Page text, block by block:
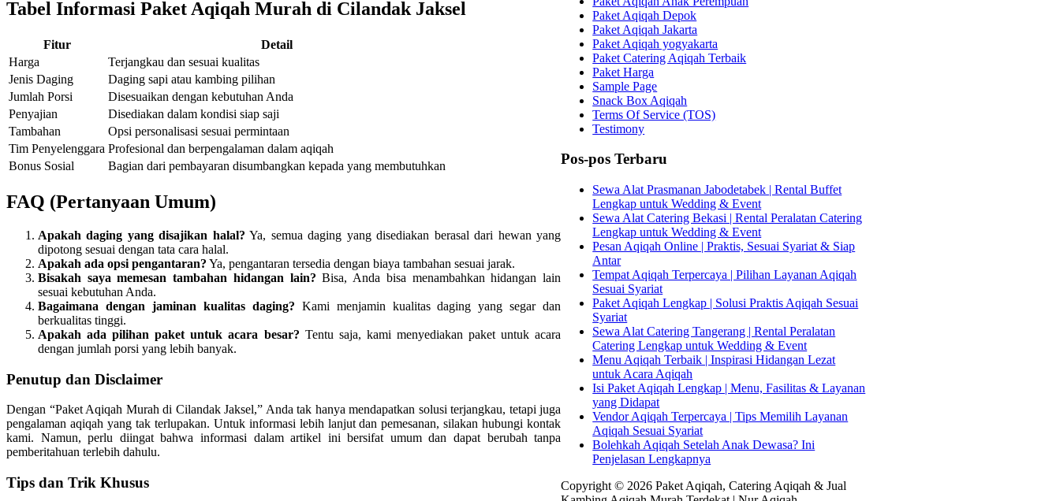
Tabel Informasi Paket Aqiqah Murah di Cilandak Jaksel
Fitur
Detail
Harga
Terjangkau dan sesuai kualitas
Jenis Daging
Daging sapi atau kambing pilihan
Jumlah Porsi
Disesuaikan dengan kebutuhan Anda
Penyajian
Disediakan dalam kondisi siap saji
Tambahan
Opsi personalisasi sesuai permintaan
Tim Penyelenggara Profesional dan berpengalaman dalam aqiqah
Bonus Sosial
Bagian dari pembayaran disumbangkan kepada yang membutuhkan
FAQ (Pertanyaan Umum)
Apakah daging yang disajikan halal? Ya, semua daging yang disediakan berasal dari hewan yang
dipotong sesuai dengan tata cara halal.
Apakah ada opsi pengantaran? Ya, pengantaran tersedia dengan biaya tambahan sesuai jarak.
Bisakah saya memesan tambahan hidangan lain? Bisa, Anda bisa menambahkan hidangan lain
sesuai kebutuhan Anda.
Bagaimana dengan jaminan kualitas daging? Kami menjamin kualitas daging yang segar dan
berkualitas tinggi.
Apakah ada pilihan paket untuk acara besar? Tentu saja, kami menyediakan paket untuk acara
dengan jumlah porsi yang lebih banyak.
Penutup dan Disclaimer
Dengan “Paket Aqiqah Murah di Cilandak Jaksel,” Anda tak hanya mendapatkan solusi terjangkau, tetapi juga
pengalaman aqiqah yang tak terlupakan. Untuk informasi lebih lanjut dan pemesanan, silakan hubungi kontak
kami. Namun, perlu diingat bahwa informasi dalam artikel ini bersifat umum dan dapat berubah tanpa
pemberitahuan terlebih dahulu.
Tips dan Trik Khusus
Paket Aqiqah Depok
Paket Aqiqah Jakarta
Paket Aqiqah yogyakarta
Paket Catering Aqiqah Terbaik
Paket Harga
Sample Page
Snack Box Aqiqah
Terms Of Service (TOS)
Testimony
Pos-pos Terbaru
Sewa Alat Prasmanan Jabodetabek | Rental Buffet
Lengkap untuk Wedding & Event
Sewa Alat Catering Bekasi | Rental Peralatan Catering
Lengkap untuk Wedding & Event
Pesan Aqiqah Online | Praktis, Sesuai Syariat & Siap
Antar
Tempat Aqiqah Terpercaya | Pilihan Layanan Aqiqah
Sesuai Syariat
Paket Aqiqah Lengkap | Solusi Praktis Aqiqah Sesuai
Syariat
Sewa Alat Catering Tangerang | Rental Peralatan
Catering Lengkap untuk Wedding & Event
Menu Aqiqah Terbaik | Inspirasi Hidangan Lezat
untuk Acara Aqiqah
Isi Paket Aqiqah Lengkap | Menu, Fasilitas & Layanan
yang Didapat
Vendor Aqiqah Terpercaya | Tips Memilih Layanan
Aqiqah Sesuai Syariat
Bolehkah Aqiqah Setelah Anak Dewasa? Ini
Penjelasan Lengkapnya
Copyright © 2026 Paket Aqiqah, Catering Aqiqah & Jual